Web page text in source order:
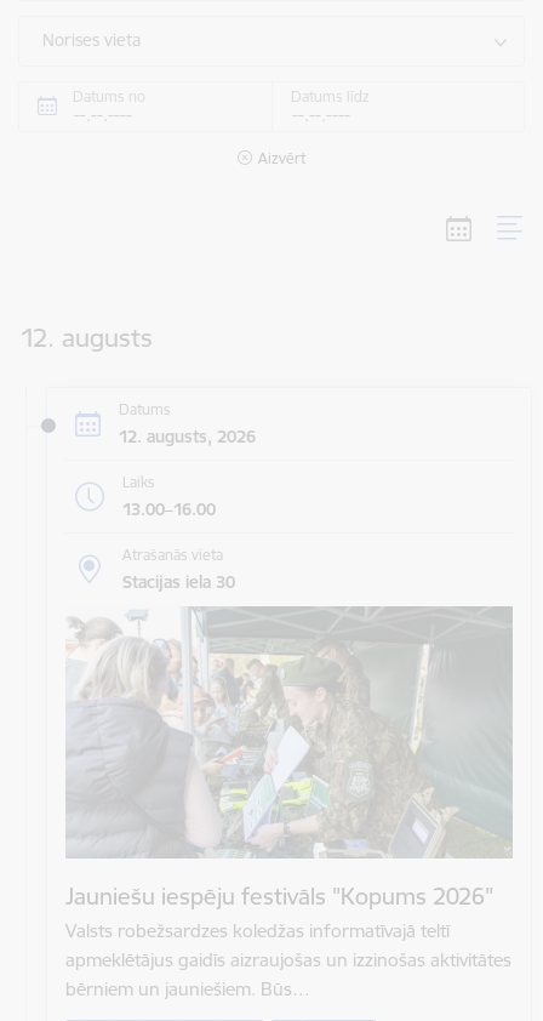
Norises vieta
Datums no Datums līdz
Aizvērt
12. augusts
Datums
12. augusts, 2026
Laiks
13.00–16.00
Atrašanās vieta
Stacijas iela 30
Jauniešu iespēju festivāls "Kopums 2026"
Valsts robežsardzes koledžas informatīvajā teltī
apmeklētājus gaidīs aizraujošas un izzinošas aktivitātes
bērniem un jauniešiem. Būs…